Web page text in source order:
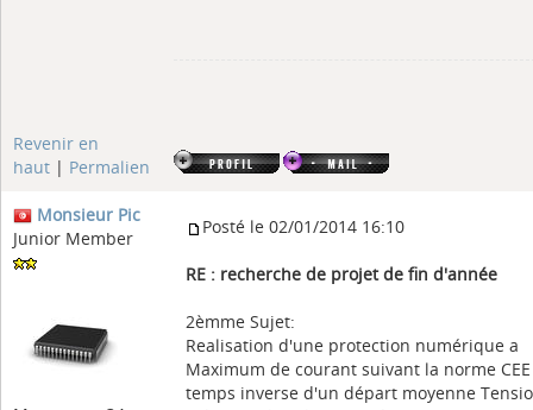
Revenir en
haut | Permalien
Monsieur Pic
Junior Member
Posté le 02/01/2014 16:10
RE : recherche de projet de fin d'année
2èmme Sujet:
Realisation d'une protection numérique a
Maximum de courant suivant la norme
temps inverse d'un départ moyenne